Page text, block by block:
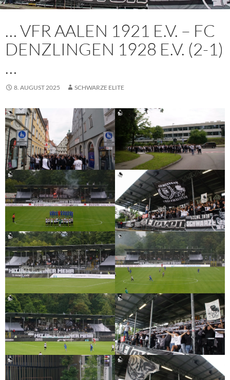
… VFR AALEN 1921 E.V. – FC
DENZLINGEN 1928 E.V. (2-1)
…
8. AUGUST 2025 SCHWARZE ELITE